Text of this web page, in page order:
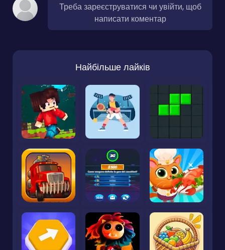
Треба зареєструватися чи увійти, щоб
написати коментар
Найбільше лайків